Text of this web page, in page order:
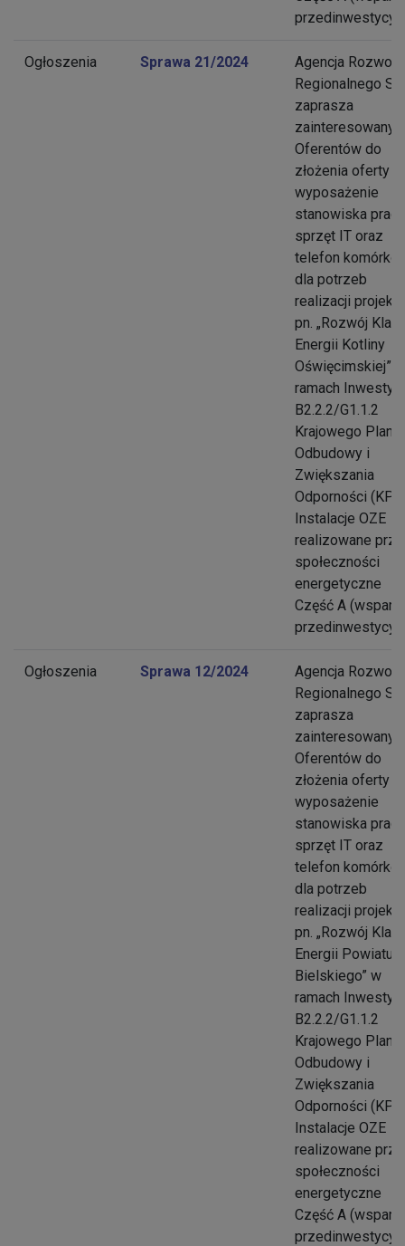
Ogłoszenia Sprawa 21/2024
Agencja Rozwoju
Regionalnego
zaprasza
Oferentów do
złożenia oferty
wyposażenie
stanowiska
sprzęt IT oraz
telefon
dla potrzeb
realizacji projektu
pn. „Rozwój
Energii Kotliny
Oświęcimskiej” w
ramach
B2.2.2/G1.1.2
Krajowego Planu
Odbudowy i
Zwiększania
Odporności
Instalacje OZE
realizowane
społeczności
energetyczne
Część A
Ogłoszenia Sprawa 12/2024
Agencja Rozwoju
Regionalnego
zaprasza
Oferentów do
złożenia oferty
wyposażenie
stanowiska
sprzęt IT oraz
telefon
dla potrzeb
realizacji projektu
pn. „Rozwój
Energii Powiatu
Bielskiego” w
ramach
B2.2.2/G1.1.2
Krajowego Planu
Odbudowy i
Zwiększania
Odporności
Instalacje OZE
realizowane
społeczności
energetyczne
Część A